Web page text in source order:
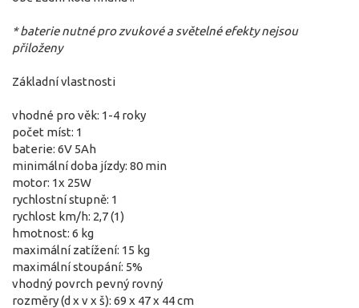
* baterie nutné pro zvukové a světelné efekty nejsou
přiloženy
Základní vlastnosti
vhodné pro věk: 1-4 roky
počet míst: 1
baterie: 6V 5Ah
minimální doba jízdy: 80 min
motor: 1x 25W
rychlostní stupně: 1
rychlost km/h: 2,7 (1)
hmotnost: 6 kg
maximální zatížení: 15 kg
maximální stoupání: 5%
vhodný povrch pevný rovný
rozměry (d x v x š): 69 x 47 x 44 cm